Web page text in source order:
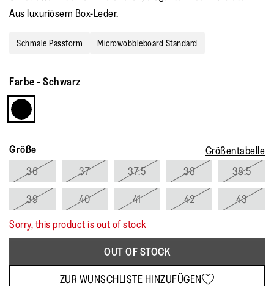
Aus luxuriösem Box-Leder.
Schmale Passform Microwobbleboard Standard
Farbe- Schwarz
Größe
Größentabelle
36
37 37.5 38 38.5
39 40 41 42
43
Sorry, this product is out of stock
OUT OF STOCK
ZUR WUNSCHLISTE HINZUFÜGEN